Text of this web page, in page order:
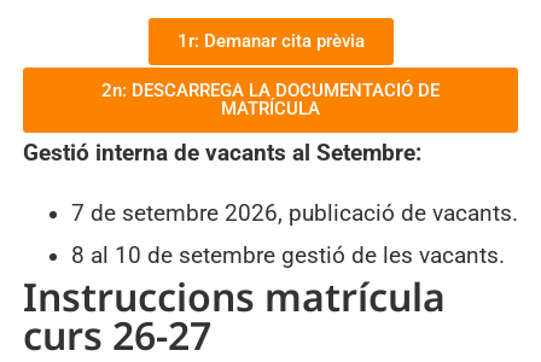
1r: Demanar cita prèvia
2n: DESCARREGA LA DOCUMENTACIÓ DE
MATRÍCULA
Gestió interna de vacants al Setembre:
7 de setembre 2026, publicació de vacants.
8 al 10 de setembre gestió de les vacants.
Instruccions matrícula
curs 26-27